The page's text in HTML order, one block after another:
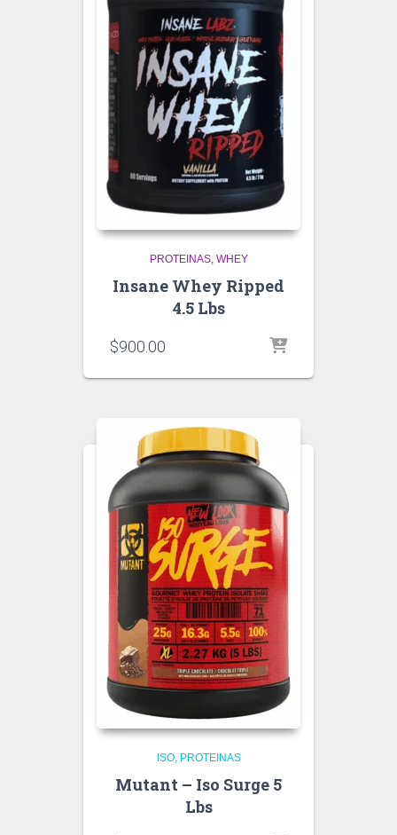
PROTEINAS WHEY
Insane Whey Ripped
4.5 Lbs
$900.00
ISO PROTEINAS
Mutant – Iso Surge 5
Lbs